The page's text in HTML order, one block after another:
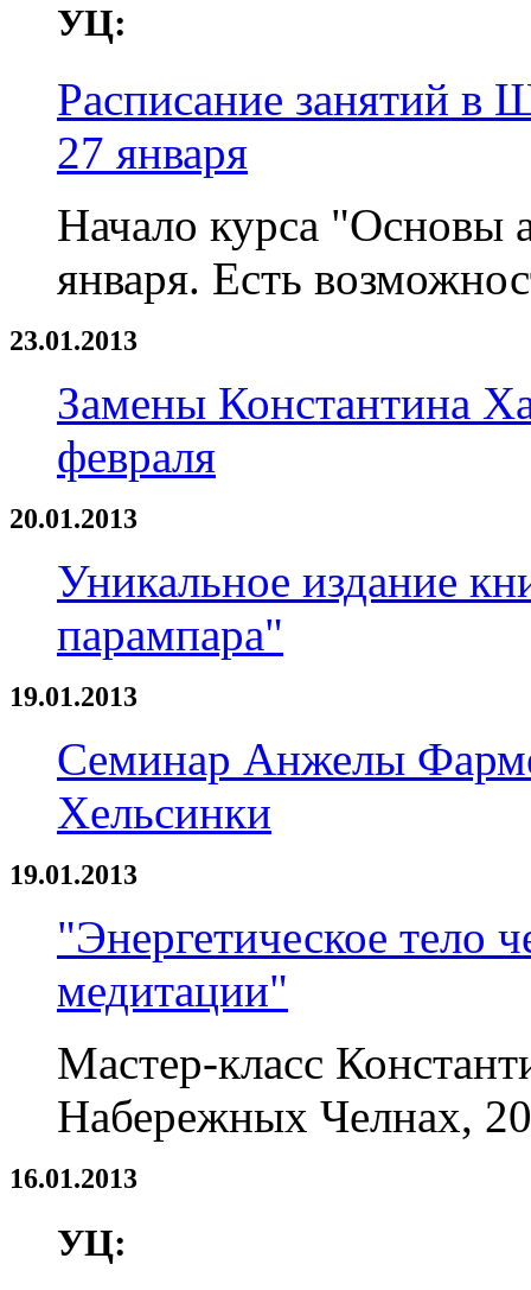
УЦ:
Расписание занятий в
27 января
Начало курса "Основы
января. Есть
23.01.2013
Замены Константина
февраля
20.01.2013
Уникальное издание
парампара"
19.01.2013
Семинар Анжелы
Хельсинки
19.01.2013
"Энергетическое тело
медитации"
Мастер-класс
Набережных Челнах,
16.01.2013
УЦ: